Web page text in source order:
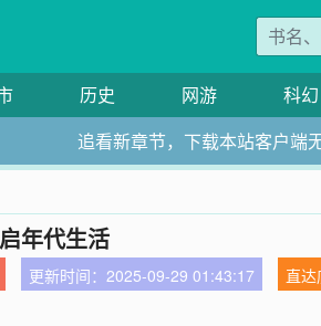
历史 网游 科幻
追看新章节，下载本站客户端
年代生活
更新时间：2025-09-29 01:43:17
直